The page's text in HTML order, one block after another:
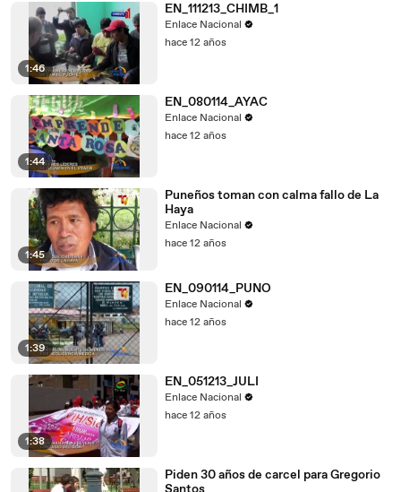
1:46
EN_111213_CHIMB_1
Enlace Nacional
hace 12 años
1:44
EN_080114_AYAC
Enlace Nacional
hace 12 años
1:45
Puneños toman con calma fallo de La
Haya
Enlace Nacional
hace 12 años
1:39
EN_090114_PUNO
Enlace Nacional
hace 12 años
1:38
EN_051213_JULI
Enlace Nacional
hace 12 años
Piden 30 años de carcel para Gregorio